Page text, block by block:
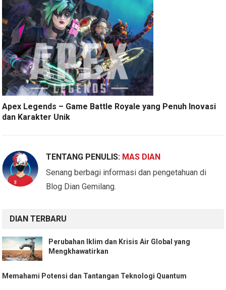
Apex Legends – Game Battle Royale yang Penuh Inovasi
dan Karakter Unik
TENTANG PENULIS: MAS DIAN
Senang berbagi informasi dan pengetahuan di
Blog Dian Gemilang.
DIAN TERBARU
Perubahan Iklim dan Krisis Air Global yang
Mengkhawatirkan
Memahami Potensi dan Tantangan Teknologi Quantum